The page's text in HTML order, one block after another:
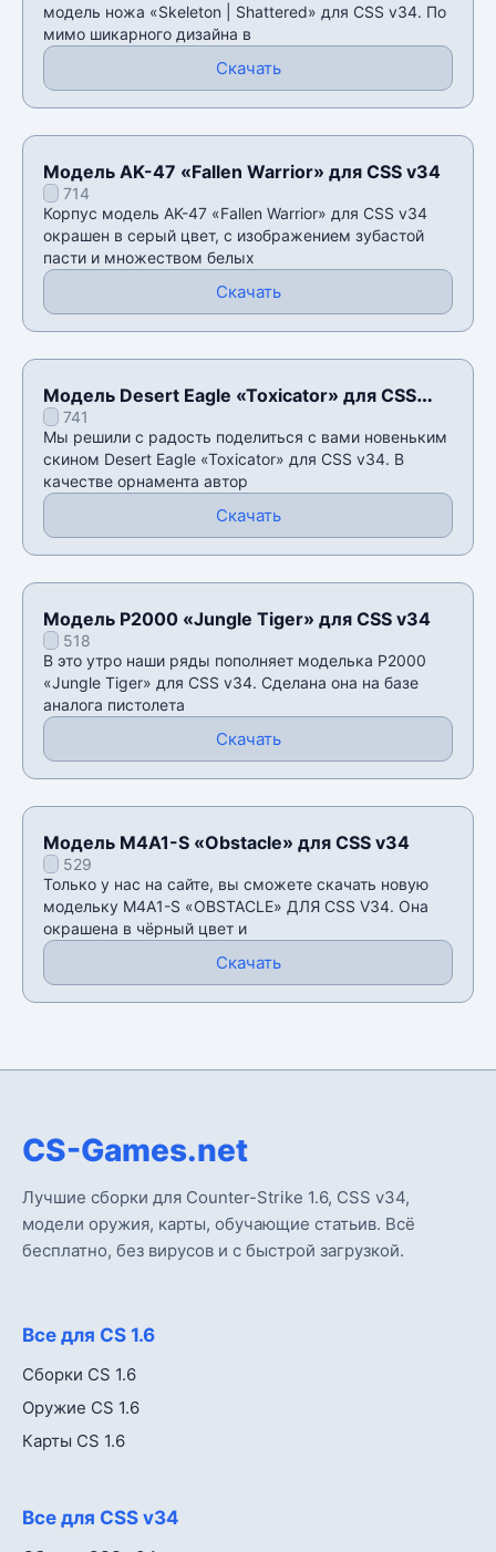
модель ножа «Skeleton | Shattered» для CSS v34. По
мимо шикарного дизайна в
Скачать
Модель AK-47 «Fallen Warrior» для CSS v34
714
Корпус модель AK-47 «Fallen Warrior» для CSS v34
окрашен в серый цвет, с изображением зубастой
пасти и множеством белых
Скачать
Модель Desert Eagle «Toxicator» для CSS
v34
741
Мы решили с радость поделиться с вами новеньким
скином Desert Eagle «Toxicator» для CSS v34. В
качестве орнамента автор
Скачать
Модель P2000 «Jungle Tiger» для CSS v34
518
В это утро наши ряды пополняет моделька P2000
«Jungle Tiger» для CSS v34. Сделана она на базе
аналога пистолета
Скачать
Модель M4A1-S «Obstacle» для CSS v34
529
Только у нас на сайте, вы сможете скачать новую
модельку M4A1-S «OBSTACLE» ДЛЯ CSS V34. Она
окрашена в чёрный цвет и
Скачать
CS-Games.net
Лучшие сборки для Counter-Strike 1.6, CSS v34,
модели оружия, карты, обучающие статьив. Всё
бесплатно, без вирусов и с быстрой загрузкой.
Все для CS 1.6
Сборки CS 1.6
Оружие CS 1.6
Карты CS 1.6
Все для CSS v34